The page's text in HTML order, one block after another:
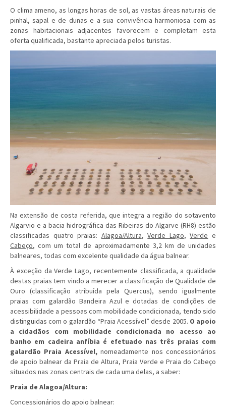
O clima ameno, as longas horas de sol, as vastas áreas naturais de
pinhal, sapal e de dunas e a sua convivência harmoniosa com as
zonas habitacionais adjacentes favorecem e completam esta
oferta qualificada, bastante apreciada pelos turistas.
Na extensão de costa referida, que integra a região do sotavento
Algarvio e a bacia hidrográfica das Ribeiras do Algarve (RH8) estão
classificadas quatro praias: Alagoa/Altura,Verde Lago,Verde e
Cabeço, com um total de aproximadamente 3,2 km de unidades
balneares, todas com excelente qualidade da água balnear.
À exceção da Verde Lago, recentemente classificada, a qualidade
destas praias tem vindo a merecer a classificação de Qualidade de
Ouro (classificação atribuída pela Quercus), sendo igualmente
praias com galardão Bandeira Azul e dotadas de condições de
acessibilidade a pessoas com mobilidade condicionada, tendo sido
distinguidas com o galardão “Praia Acessível” desde 2005. O apoio
a cidadãos com mobilidade condicionada no acesso ao
banho em cadeira anfíbia é efetuado nas três praias com
galardão Praia Acessível,nomeadamente nos concessionários
de apoio balnear da Praia de Altura, Praia Verde e Praia do Cabeço
situados nas zonas centrais de cada uma delas, a saber:
Praia de Alagoa/Altura:
Concessionários do apoio balnear: